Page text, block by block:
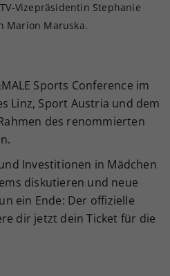
Vizepräsidentin Stephanie
Marion Maruska.
Sports Conference im
Linz, Sport Austria und dem
des renommierten
Investitionen in Mädchen
diskutieren und neue
ein Ende: Der offizielle
dir jetzt dein Ticket für die